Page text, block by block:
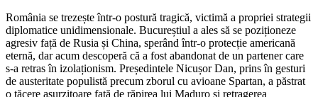
România se trezește într-o postură tragică, victimă a propriei strategii
diplomatice unidimensionale. Bucureștiul a ales să se poziționeze
agresiv față de Rusia și China, sperând într-o protecție americană
eternă, dar acum descoperă că a fost abandonat de un partener care
s-a retras în izolaționism. Președintele Nicușor Dan, prins în gesturi
de austeritate populistă precum zborul cu avioane Spartan, a păstrat
o tăcere asurzitoare față de răpirea lui Maduro și retragerea